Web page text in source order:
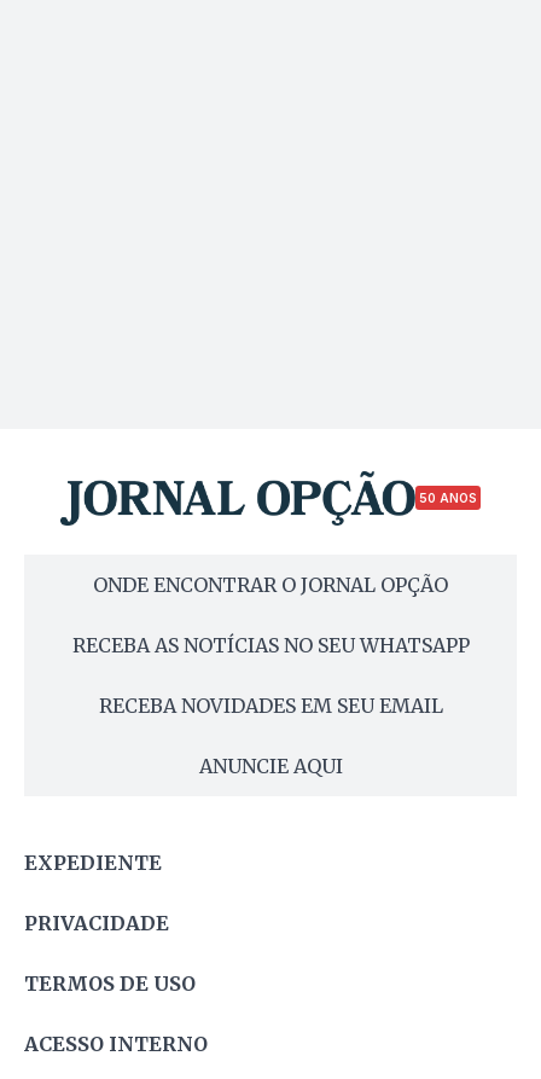
50 ANOS
ONDE ENCONTRAR O JORNAL OPÇÃO
RECEBA AS NOTÍCIAS NO SEU WHATSAPP
RECEBA NOVIDADES EM SEU EMAIL
ANUNCIE AQUI
EXPEDIENTE
PRIVACIDADE
TERMOS DE USO
ACESSO INTERNO